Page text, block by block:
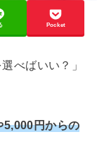
Pocket
べばいい？」
5,000円からの